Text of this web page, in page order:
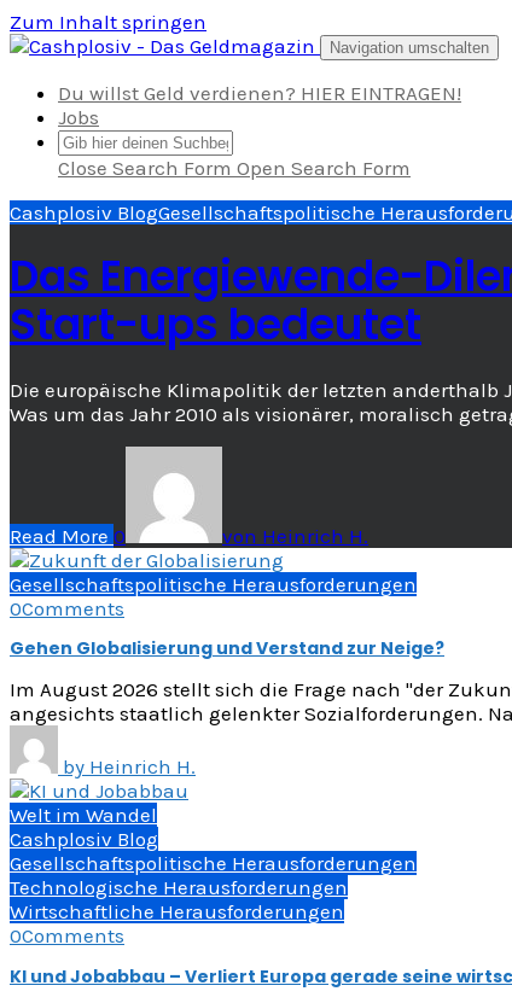
Zum Inhalt springen
Navigation umschalten
Du willst Geld verdienen? HIER EINTRAGEN!
Jobs
Close Search Form Open Search Form
Cashplosiv BlogGesellschaftspolitische
Das Energiewende-
Start-ups bedeutet
Die europäische Klimapolitik der letzten anderthalb
Was um das Jahr 2010 als visionärer, moralisch
Read More 0 von Heinrich H.
Gesellschaftspolitische Herausforderungen
0Comments
Gehen Globalisierung und Verstand zur Neige?
Im August 2026 stellt sich die Frage nach "der
angesichts staatlich gelenkter Sozialforderungen.
by Heinrich H.
Welt im Wandel
Cashplosiv Blog
Gesellschaftspolitische Herausforderungen
Technologische Herausforderungen
Wirtschaftliche Herausforderungen
0Comments
KI und Jobabbau – Verliert Europa gerade seine